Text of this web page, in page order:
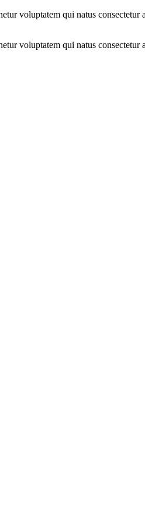
voluptatem qui natus
voluptatem qui natus